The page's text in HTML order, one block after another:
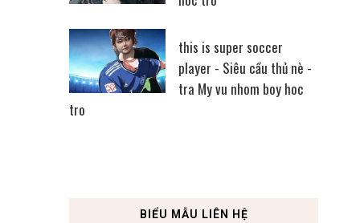
this is super soccer
player - Siêu cầu thủ nè -
tra My vu nhom boy hoc
tro
BIỂU MẪU LIÊN HỆ